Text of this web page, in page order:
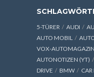
5-TÜRER AUDI
AUTO MOBIL
VOX-AUTOMAGAZIN
AUTONOTIZEN (YT)
DRIVE
BMW